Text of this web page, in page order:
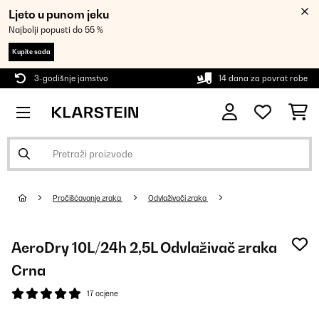
Ljeto u punom jeku
Najbolji popusti do 55 %
Kupite sada
3-godišnje jamstvo 14 dana za povrat robe
Pročišćavanje zraka Odvlaživači zraka
AeroDry 10L/24h 2,5L Odvlaživač zraka
Crna
17 ocjene